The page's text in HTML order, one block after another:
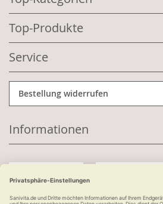
Top-Produkte
Service
Bestellung widerrufen
Informationen